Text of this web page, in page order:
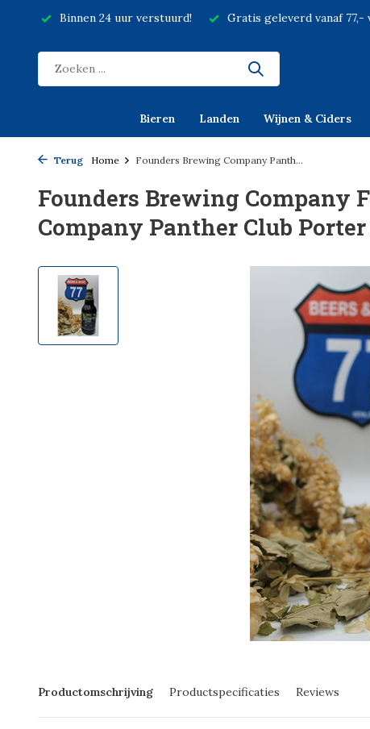
Binnen 24 uur verstuurd! Gratis geleverd vanaf
Bieren Landen Wijnen & Ciders
Terug Home Founders Brewing Company Panth...
Founders Brewing Company
Company Panther Club Porter
Productomschrijving Productspecificaties Reviews